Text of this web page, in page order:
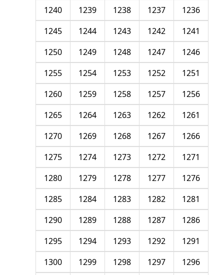
1236
1237
1238
1239
1240
1241
1242
1243
1244
1245
1246
1247
1248
1249
1250
1251
1252
1253
1254
1255
1256
1257
1258
1259
1260
1261
1262
1263
1264
1265
1266
1267
1268
1269
1270
1271
1272
1273
1274
1275
1276
1277
1278
1279
1280
1281
1282
1283
1284
1285
1286
1287
1288
1289
1290
1291
1292
1293
1294
1295
1296
1297
1298
1299
1300